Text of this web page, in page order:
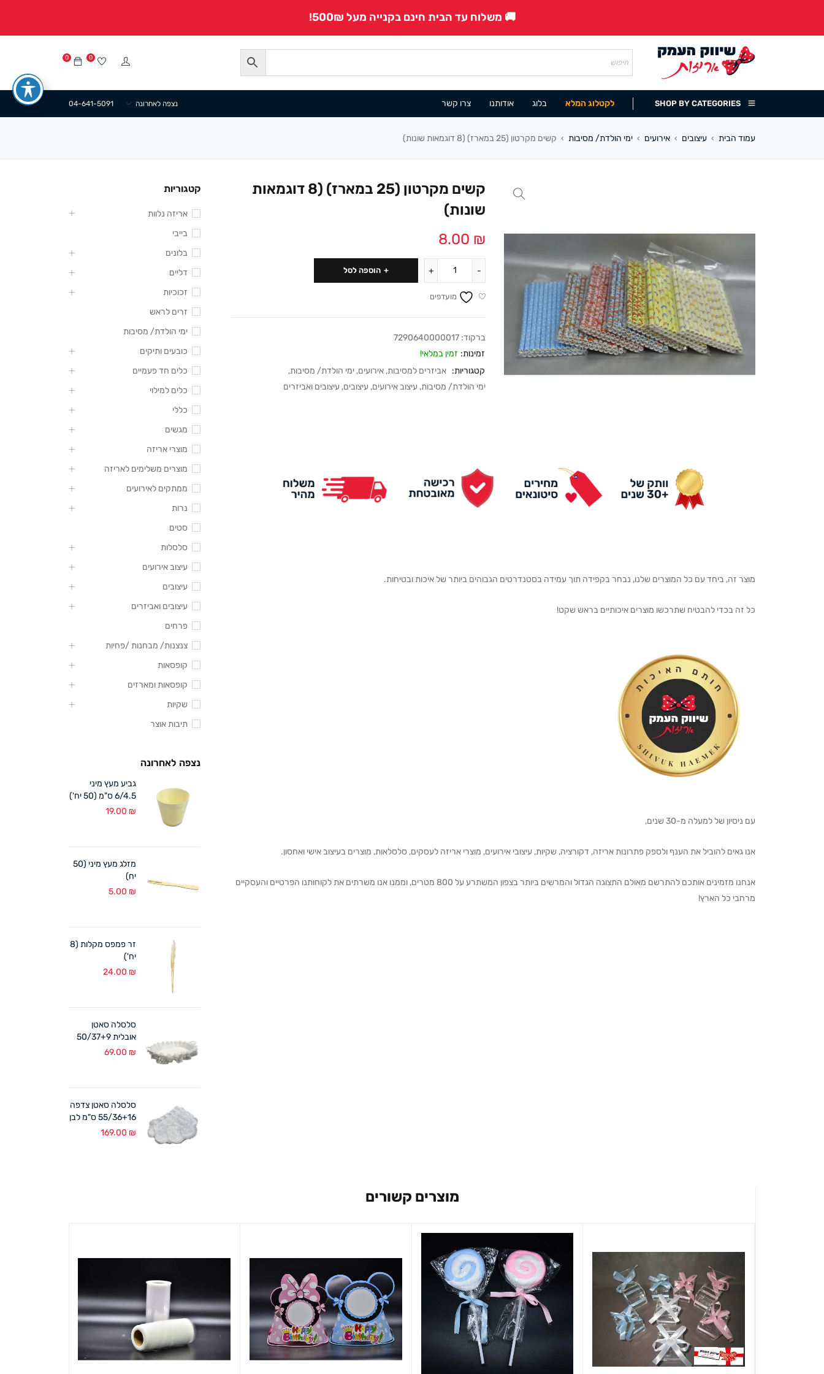
🚚 משלוח עד הבית חינם בקנייה מעל 500₪!
0 0
SHOP BY CATEGORIES לקטלוג המלא בלוג אודותנו צרו קשר 04-641-5091 נצפה לאחרונה
עמוד הבית › עיצובים › אירועים › ימי הולדת/ מסיבות › קשים מקרטון (25 במארז) (8 דוגמאות שונות)
קשים מקרטון (25 במארז) (8 דוגמאות
שונות)
8.00 ₪
הוספה לסל
מועדפים
ברקוד: 7290640000017
זמינות: זמין במלאי!
קטגוריות: אביזרים למסיבות, אירועים, ימי הולדת/ מסיבות,
ימי הולדת/ מסיבות, עיצוב אירועים, עיצובים, עיצובים ואביזרים
מוצר זה, ביחד עם כל המוצרים שלנו, נבחר בקפידה תוך עמידה בסטנדרטים הגבוהים ביותר של איכות ובטיחות.
כל זה בכדי להבטיח שתרכשו מוצרים איכותיים בראש שקט!
עם ניסיון של למעלה מ-30 שנים,
אנו גאים להוביל את הענף ולספק פתרונות אריזה, דקורציה, שקיות, עיצובי אירועים, מוצרי אריזה לעסקים, סלסלאות, מוצרים בעיצוב אישי ואחסון.
אנחנו מזמינים אותכם להתרשם מאולם התצוגה הגדול והמרשים ביותר בצפון המשתרע על 800 מטרים, וממנו אנו משרתים את לקוחותנו הפרטיים והעסקיים
מרחבי כל הארץ!
קטגוריות
אריזה נלוות
בייבי
בלונים
דליים
זכוכיות
זרים לראש
ימי הולדת/ מסיבות
כובעים ותיקים
כלים חד פעמיים
כלים למילוי
כללי
מגשים
מוצרי אריזה
מוצרים משלימים לאריזה
ממתקים לאירועים
נרות
סטים
סלסלות
עיצוב אירועים
עיצובים
עיצובים ואביזרים
פרחים
צנצנות/ מבחנות /פחיות
קופסאות
קופסאות ומארזים
שקיות
תיבות אוצר
נצפה לאחרונה
גביע מעץ מיני
6/4.5 ס"מ (50 יח')
19.00 ₪
מזלג מעץ מיני (50
יח)
5.00 ₪
זר פמפס מקלות (8
יח')
24.00 ₪
סלסלה סאטן
אובלית 50/37+9
ס"מ לבן
69.00 ₪
סלסלה סאטן צדפה
55/36+16 ס"מ לבן
169.00 ₪
מוצרים קשורים